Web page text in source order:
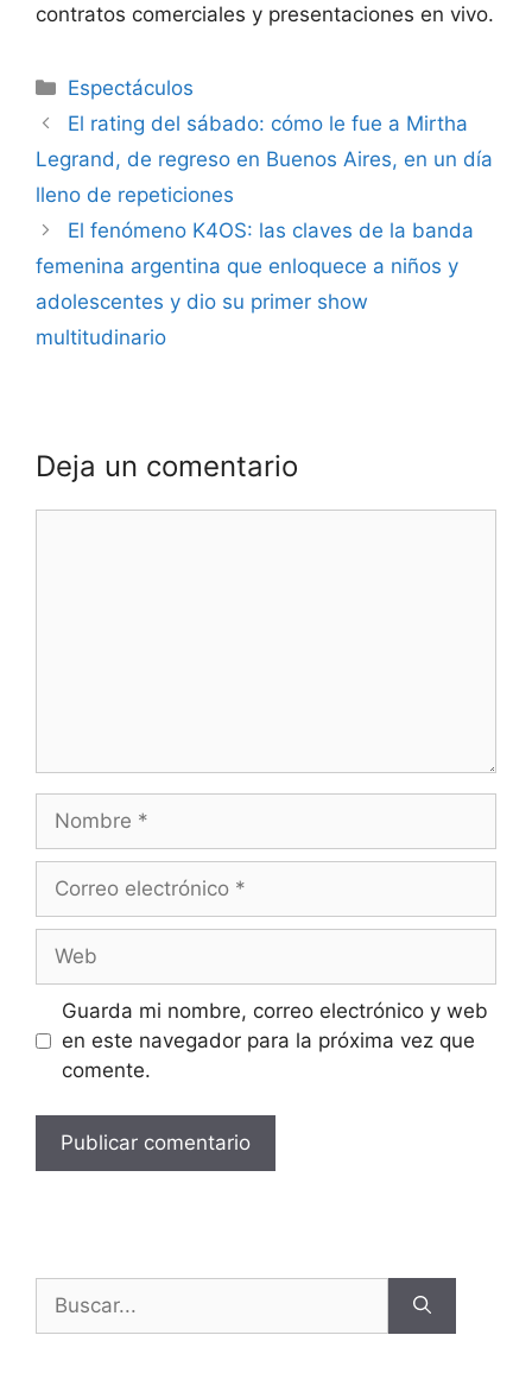
contratos comerciales y presentaciones en vivo.
Espectáculos
El rating del sábado: cómo le fue a Mirtha
Legrand, de regreso en Buenos Aires, en un día
lleno de repeticiones
El fenómeno K4OS: las claves de la banda
femenina argentina que enloquece a niños y
adolescentes y dio su primer show
multitudinario
Deja un comentario
Guarda mi nombre, correo electrónico y web
en este navegador para la próxima vez que
comente.